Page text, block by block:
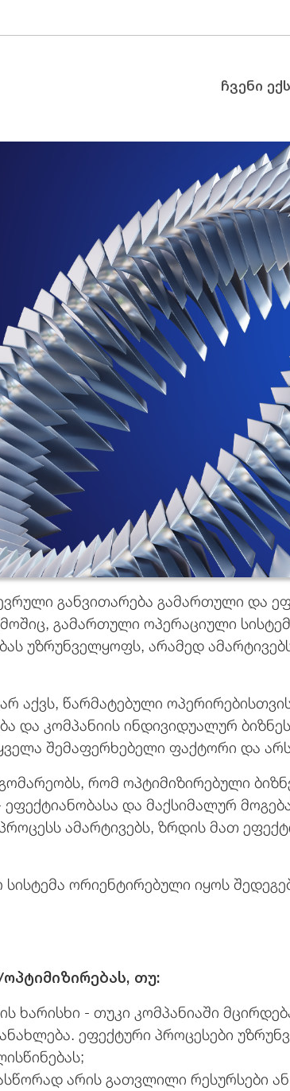
ჩვენი
განვითარება გამართული და
გამართული ოპერაციული
უზრუნველყოფს, არამედ
აქვს, წარმატებული
და კომპანიის ინდივიდუალურ
შემაფერხებელი ფაქტორი და
რომ ოპტიმიზირებული
და მაქსიმალურ
ამარტივებს, ზრდის მათ
ორიენტირებული იყოს
თუ:
ხარისხი - თუკი კომპანიაში
ეფექტური პროცესები
არის გათვლილი რესურსები